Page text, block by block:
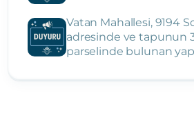
Vatan Mahallesi, 9194
adresinde ve tapunun
parselinde bulunan